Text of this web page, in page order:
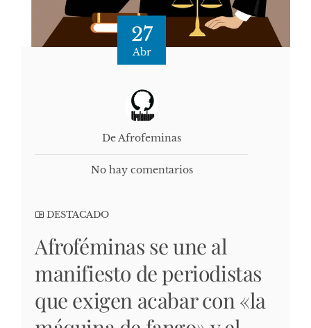
27
Abr
De Afrofeminas
No hay comentarios
DESTACADO
Afroféminas se une al
manifiesto de periodistas
que exigen acabar con «la